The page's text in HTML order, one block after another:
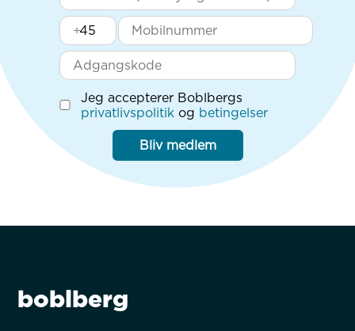
+
Jeg accepterer Boblbergs
privatlivspolitik og betingelser
Bliv medlem
boblberg